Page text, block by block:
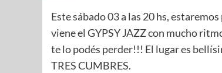
Este sábado 03 a las 20 hs,
viene el GYPSY JAZZ con mucho
te lo podés perder!!! El lugar es
TRES CUMBRES.